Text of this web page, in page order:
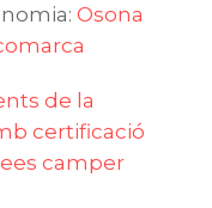
Osona
de la
certificació
camper